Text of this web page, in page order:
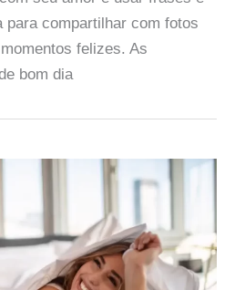
para compartilhar com fotos
felizes. As
bom dia